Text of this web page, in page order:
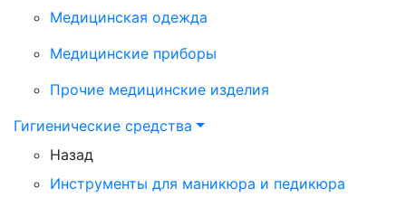
Медицинская одежда
Медицинские приборы
Прочие медицинские изделия
Гигиенические средства
Назад
Инструменты для маникюра и педикюра